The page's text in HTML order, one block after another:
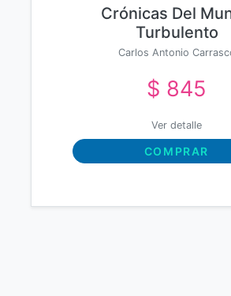
Crónicas Del
Turbulento
Carlos Antonio
$ 845
Ver detalle
COMPRAR